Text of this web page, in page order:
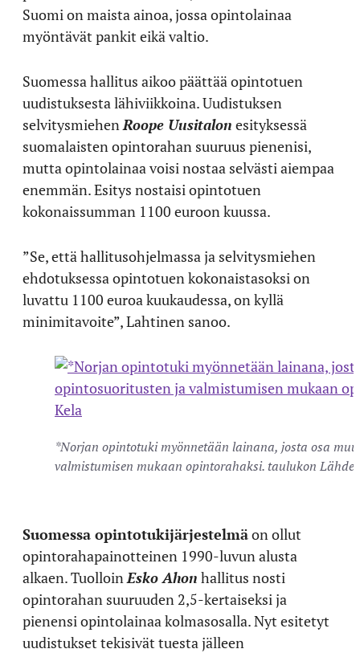
Suomi on maista ainoa, jossa opintolainaa
myöntävät pankit eikä valtio.
Suomessa hallitus aikoo päättää opintotuen
uudistuksesta lähiviikkoina. Uudistuksen
selvitysmiehen Roope Uusitalon esityksessä
suomalaisten opintorahan suuruus pienenisi,
mutta opintolainaa voisi nostaa selvästi aiempaa
enemmän. Esitys nostaisi opintotuen
kokonaissumman 1100 euroon kuussa.
”Se, että hallitusohjelmassa ja selvitysmiehen
ehdotuksessa opintotuen kokonaistasoksi on
luvattu 1100 euroa kuukaudessa, on kyllä
minimitavoite”, Lahtinen sanoo.
*Norjan opintotuki myönnetään lainana, josta osa
valmistumisen mukaan opintorahaksi. taulukon
Suomessa opintotukijärjestelmäon ollut
opintorahapainotteinen 1990-luvun alusta
alkaen. Tuolloin Esko Ahon hallitus nosti
opintorahan suuruuden 2,5-kertaiseksi ja
pienensi opintolainaa kolmasosalla. Nyt esitetyt
uudistukset tekisivät tuesta jälleen